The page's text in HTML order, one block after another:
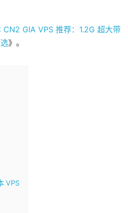
GIA VPS 推荐：1.2G 超大带
》。
VPS